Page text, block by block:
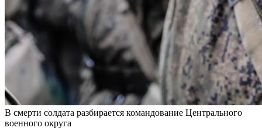
В смерти солдата разбирается командование Центрального
военного округа